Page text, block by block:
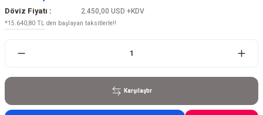
Döviz Fiyatı : 2.450,00 USD +KDV
*15.640,80 TL den başlayan taksitlerle!!
Karşılaştır